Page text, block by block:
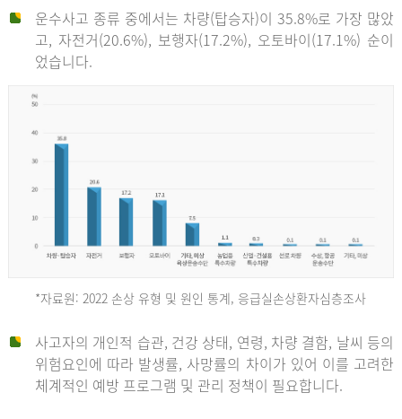
운수사고 종류 중에서는 차량(탑승자)이 35.8%로 가장 많았
고, 자전거(20.6%), 보행자(17.2%), 오토바이(17.1%) 순이
었습니다.
*자료원: 2022 손상 유형 및 원인 통계, 응급실손상환자심층조사
사고자의 개인적 습관, 건강 상태, 연령, 차량 결함, 날씨 등의
위험요인에 따라 발생률, 사망률의 차이가 있어 이를 고려한
체계적인 예방 프로그램 및 관리 정책이 필요합니다.